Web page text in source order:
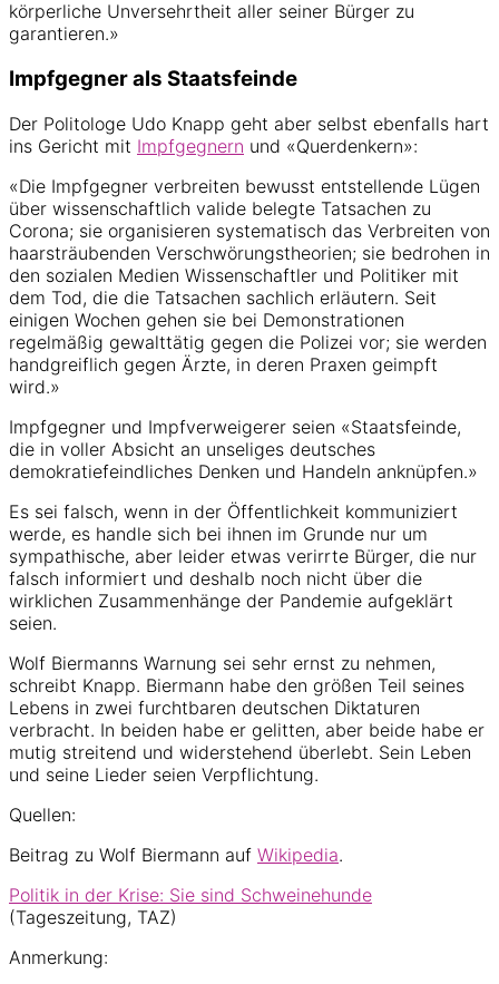
körperliche Unversehrtheit aller seiner Bürger zu
garantieren.»
Impfgegner als Staatsfeinde
Der Politologe Udo Knapp geht aber selbst ebenfalls hart
ins Gericht mit Impfgegnern und «Querdenkern»:
«Die Impfgegner verbreiten bewusst entstellende Lügen
über wissenschaftlich valide belegte Tatsachen zu
Corona; sie organisieren systematisch das Verbreiten von
haarsträubenden Verschwörungstheorien; sie bedrohen in
den sozialen Medien Wissenschaftler und Politiker mit
dem Tod, die die Tatsachen sachlich erläutern. Seit
einigen Wochen gehen sie bei Demonstrationen
regelmäßig gewalttätig gegen die Polizei vor; sie werden
handgreiflich gegen Ärzte, in deren Praxen geimpft
wird.»
Impfgegner und Impfverweigerer seien «Staatsfeinde,
die in voller Absicht an unseliges deutsches
demokratiefeindliches Denken und Handeln anknüpfen.»
Es sei falsch, wenn in der Öffentlichkeit kommuniziert
werde, es handle sich bei ihnen im Grunde nur um
sympathische, aber leider etwas verirrte Bürger, die nur
falsch informiert und deshalb noch nicht über die
wirklichen Zusammenhänge der Pandemie aufgeklärt
seien.
Wolf Biermanns Warnung sei sehr ernst zu nehmen,
schreibt Knapp. Biermann habe den größen Teil seines
Lebens in zwei furchtbaren deutschen Diktaturen
verbracht. In beiden habe er gelitten, aber beide habe er
mutig streitend und widerstehend überlebt. Sein Leben
und seine Lieder seien Verpflichtung.
Quellen:
Beitrag zu Wolf Biermann auf Wikipedia.
Politik in der Krise: Sie sind Schweinehunde
(Tageszeitung, TAZ)
Anmerkung: